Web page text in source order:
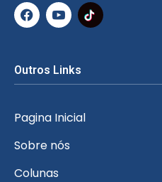
Outros Links
Pagina Inicial
Sobre nós
Colunas